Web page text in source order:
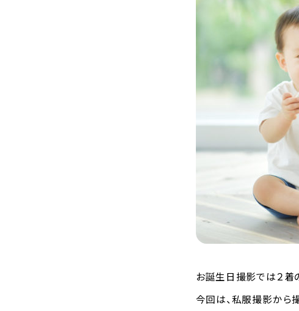
お誕生日撮影では２着
今回は、私服撮影から